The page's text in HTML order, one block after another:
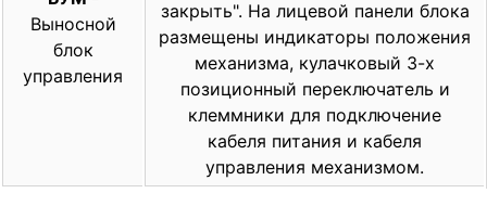
Выносной
блок
управления
закрыть". На лицевой панели блока
размещены индикаторы положения
механизма, кулачковый 3-х
позиционный переключатель и
клеммники для подключение
кабеля питания и кабеля
управления механизмом.